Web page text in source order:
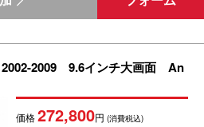
2009 9.6インチ大画面 An
価格272,800円(消費税込)